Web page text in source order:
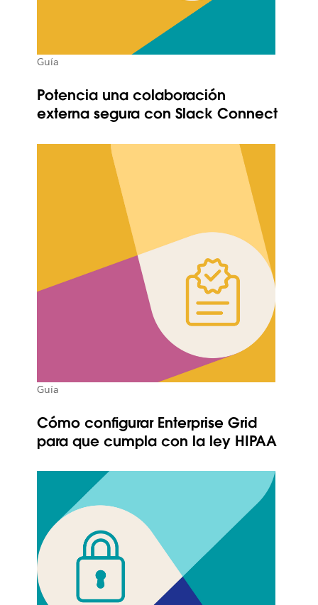
Guía
Potencia una colaboración
externa segura con Slack Connect
Guía
Cómo configurar Enterprise Grid
para que cumpla con la ley HIPAA